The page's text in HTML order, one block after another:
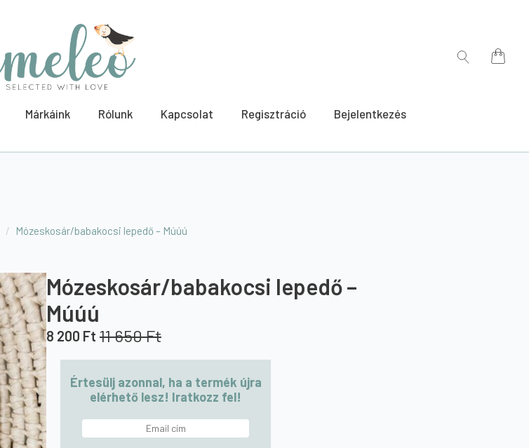
Márkáink Rólunk Kapcsolat Regisztráció Bejelentkezés
Mózeskosár/babakocsi lepedő – Múúú
Mózeskosár/babakocsi lepedő –
Múúú
11 650Ft
Original
price
was:
8 200 Ft
Current
price
is:
Értesülj azonnal, ha a termék újra
elérhető lesz! Iratkozz fel!